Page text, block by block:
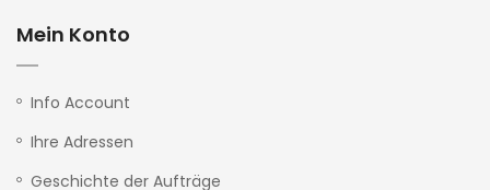
Mein Konto
Info Account
Ihre Adressen
Geschichte der Aufträge